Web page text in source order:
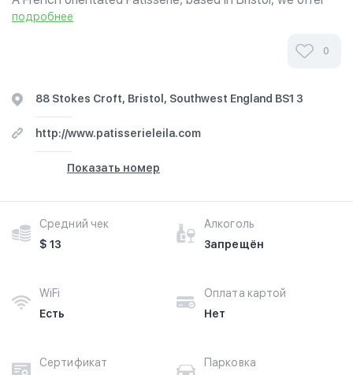
quality cakes for all occasions. All of our cakes are freshly
подробнее
0
88 Stokes Croft, Bristol, Southwest England BS1 3
http://www.patisserieleila.com
Показать номер
Средний чек
$ 13
Алкоголь
Запрещён
WiFi
Есть
Оплата картой
Нет
Сертификат
Парковка